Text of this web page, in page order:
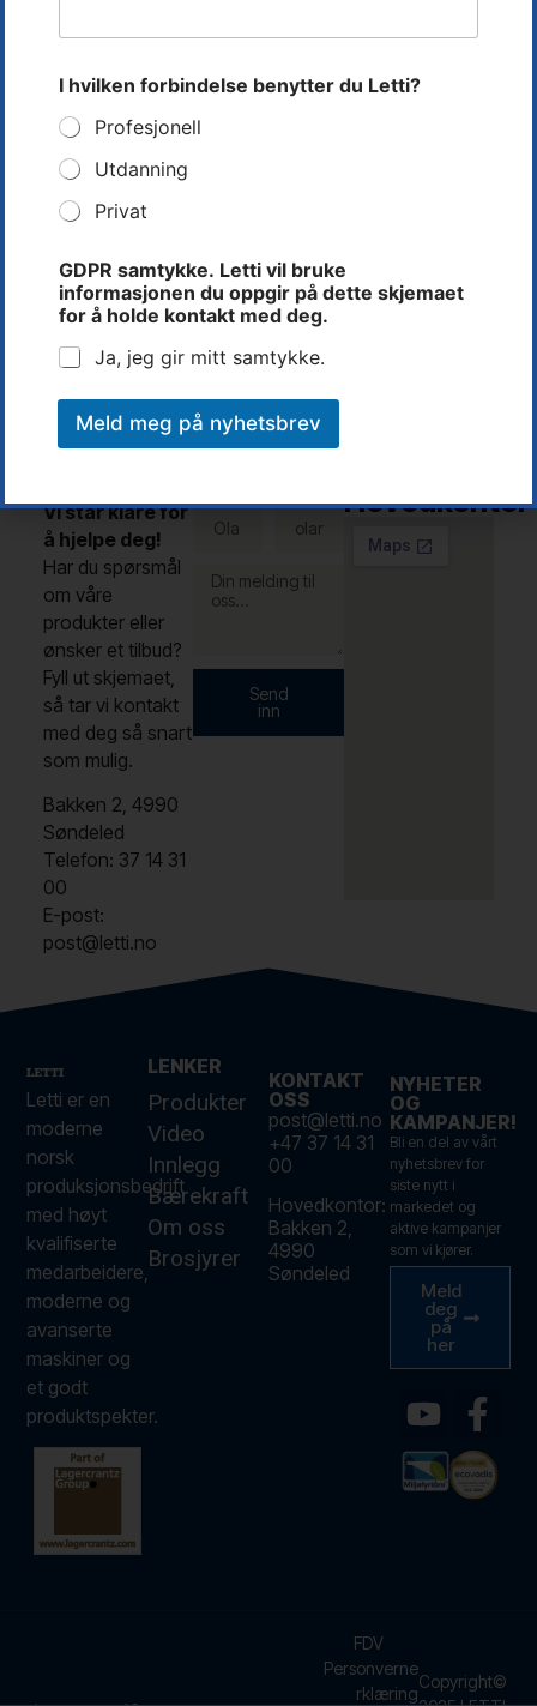
Rune Dalen
Teknisk Leder
Tlf: 37 14 31 00
rune@letti.no
Kontakt
Vi står klare for
å hjelpe deg!
Har du spørsmål
om våre
produkter eller
ønsker et tilbud?
Fyll ut skjemaet,
så tar vi kontakt
med deg så snart
som mulig.
Bakken 2, 4990
Søndeled
Telefon: 37 14 31
00
E-post:
post@letti.no
Send
inn
Hovedkontor
Letti er en
moderne
norsk
produksjonsbedrift
med høyt
kvalifiserte
medarbeidere,
moderne og
avanserte
maskiner og
et godt
produktspekter.
LENKER
Produkter
Video
Innlegg
Bærekraft
Om oss
Brosjyrer
KONTAKT
OSS
post@letti.no
+47 37 14 31
00
Hovedkontor:
Bakken 2,
4990
Søndeled
NYHETER
OG
KAMPANJER!
Bli en del av vårt
nyhetsbrev for
siste nytt i
markedet og
aktive kampanjer
som vi kjører.
Meld
deg
på
her
Copyright©
FDV
Personverne
rklæring
o
d
e
o
p
p
i
r
d
t
e
I hvilken forbindelse benytter du Letti?
Profesjonell
Utdanning
Privat
GDPR samtykke. Letti vil bruke
informasjonen du oppgir på dette skjemaet
for å holde kontakt med deg.
Ja, jeg gir mitt samtykke.
Meld meg på nyhetsbrev